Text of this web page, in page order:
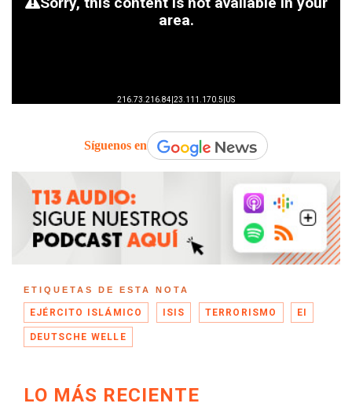
Síguenos en
ETIQUETAS DE ESTA NOTA
EJÉRCITO ISLÁMICO ISIS TERRORISMO EI
DEUTSCHE WELLE
LO MÁS RECIENTE